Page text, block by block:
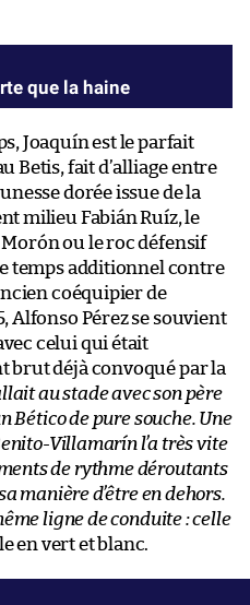
que la haine
Joaquín est le parfait
Betis, fait d’alliage entre
dorée issue de la
milieu Fabián Ruíz, le
ou le roc défensif
temps additionnel contre
coéquipier de
Alfonso Pérez se souvient
celui qui était
brut déjà convoqué par la
au stade avec son père
Bético de pure souche. Une
Villamarín l’a très vite
de rythme déroutants
manière d’être en dehors.
ligne de conduite : celle
en vert et blanc.